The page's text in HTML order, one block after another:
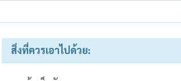
สิ่งที่ควรเอาไปด้วย: